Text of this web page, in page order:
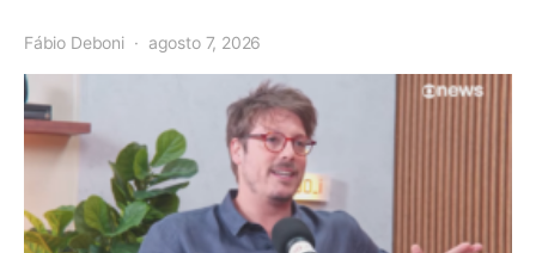
Fábio Deboni agosto 7, 2026